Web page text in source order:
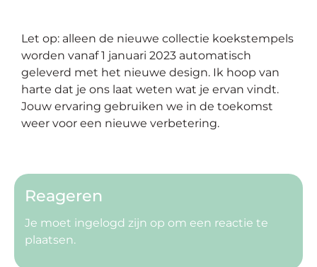
Let op: alleen de nieuwe collectie koekstempels
worden vanaf 1 januari 2023 automatisch
geleverd met het nieuwe design. Ik hoop van
harte dat je ons laat weten wat je ervan vindt.
Jouw ervaring gebruiken we in de toekomst
weer voor een nieuwe verbetering.
Reageren
Je moet ingelogd zijn op om een reactie te
plaatsen.